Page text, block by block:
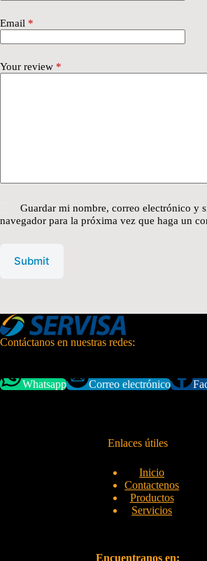
Email *
Your review *
Guardar mi nombre, correo electrónico y
navegador para la próxima vez que haga un
Submit
Contáctanos en nuestras redes:
Whatsapp Correo electrónico
Enlaces útiles
Inicio
Contactenos
Productos
Servicios
Encuentranos en: